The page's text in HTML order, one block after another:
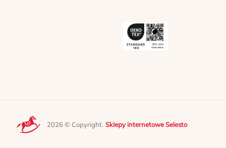
2026 © Copyright. Sklepy internetowe Selesto